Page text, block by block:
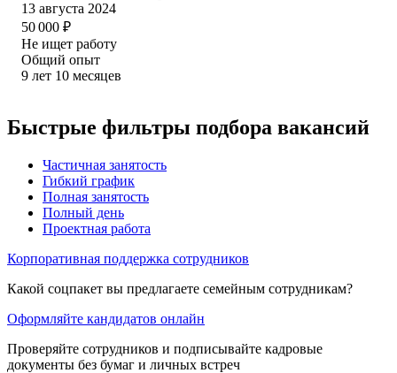
13 августа 2024
50 000 ₽
Не ищет работу
Общий опыт
9 лет 10 месяцев
Быстрые фильтры подбора вакансий
Частичная занятость
Гибкий график
Полная занятость
Полный день
Проектная работа
Корпоративная поддержка сотрудников
Какой соцпакет вы предлагаете семейным сотрудникам?
Оформляйте кандидатов онлайн
Проверяйте сотрудников и подписывайте кадровые
документы без бумаг и личных встреч